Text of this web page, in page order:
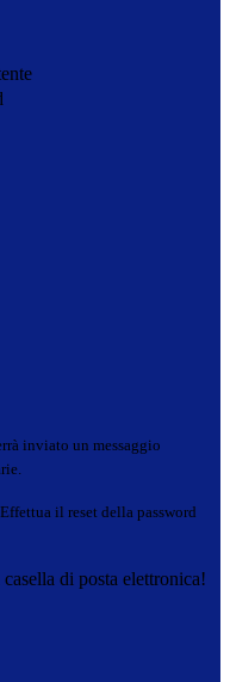
inviato un messaggio
il reset della password
di posta elettronica!